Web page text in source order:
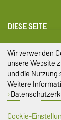
DIESE SEITE
Wir verwenden
unsere Website
und die
Weitere
Cookie-